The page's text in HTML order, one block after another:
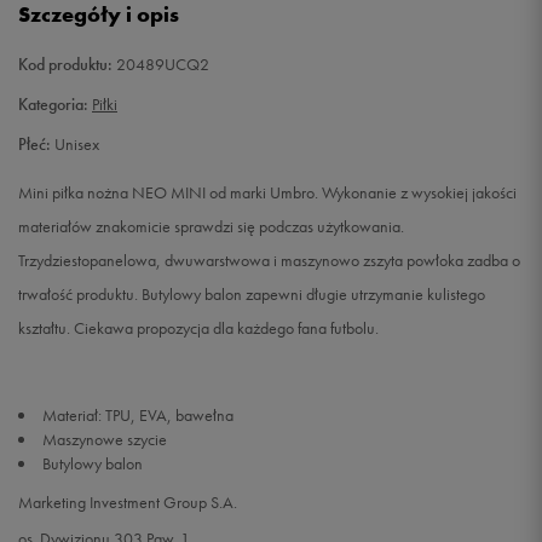
Szczegóły i opis
Kod produktu: 20489UCQ2
Kategoria: Piłki
Płeć: Unisex
Mini piłka nożna NEO MINI od marki Umbro. Wykonanie z wysokiej jakości
materiałów znakomicie sprawdzi się podczas użytkowania.
Trzydziestopanelowa, dwuwarstwowa i maszynowo zszyta powłoka zadba o
trwałość produktu. Butylowy balon zapewni długie utrzymanie kulistego
kształtu. Ciekawa propozycja dla każdego fana futbolu.
Materiał: TPU, EVA, bawełna
Maszynowe szycie
Butylowy balon
Marketing Investment Group S.A.